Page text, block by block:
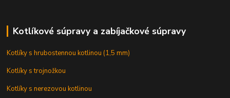
Kotlíkové súpravy a zabíjačkové súpravy
Kotlíky s hrubostennou kotlinou (1,5 mm)
Kotlíky s trojnožkou
Kotlíky s nerezovou kotlinou